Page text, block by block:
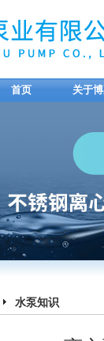
首页 关于
水泵知识